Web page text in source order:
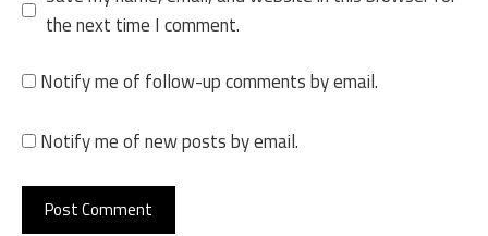
the next time I comment.
Notify me of follow-up comments by email.
Notify me of new posts by email.